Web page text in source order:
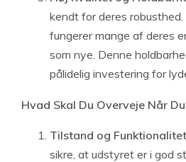
kendt for deres
fungerer mange af deres
som nye. Denne
pålidelig investering for
Hvad Skal Du Overveje Når
Tilstand og Funktionalitet
sikre, at udstyret er i god